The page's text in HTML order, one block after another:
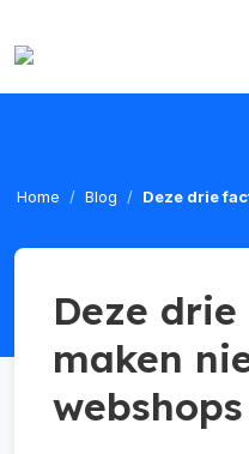
Home Blog Deze drie
Deze
maken